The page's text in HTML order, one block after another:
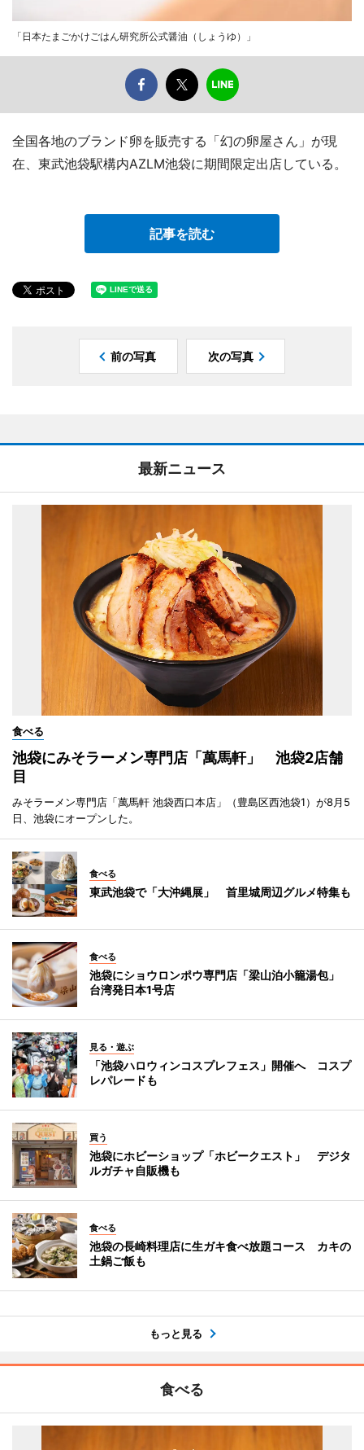
「日本たまごかけごはん研究所公式醤油（しょうゆ）」
全国各地のブランド卵を販売する「幻の卵屋さん」が現
在、東武池袋駅構内AZLM池袋に期間限定出店している。
記事を読む
前の写真 次の写真
最新ニュース
食べる
池袋にみそラーメン専門店「萬馬軒」 池袋2店舗
目
みそラーメン専門店「萬馬軒 池袋西口本店」（豊島区西池袋1）が8月5
日、池袋にオープンした。
食べる
東武池袋で「大沖縄展」 首里城周辺グルメ特集も
食べる
池袋にショウロンポウ専門店「梁山泊小籠湯包」
台湾発日本1号店
見る・遊ぶ
「池袋ハロウィンコスプレフェス」開催へ コスプ
レパレードも
買う
池袋にホビーショップ「ホビークエスト」 デジタ
ルガチャ自販機も
食べる
池袋の長崎料理店に生ガキ食べ放題コース カキの
土鍋ご飯も
もっと見る
食べる